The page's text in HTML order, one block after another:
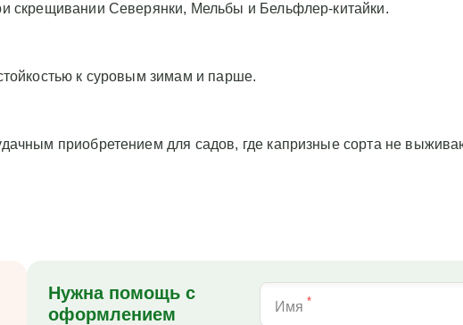
скрещивании Северянки, Мельбы и Бельфлер-китайки.
к суровым зимам и парше.
приобретением для садов, где капризные сорта не
Нужна помощь с
оформлением
Имя *